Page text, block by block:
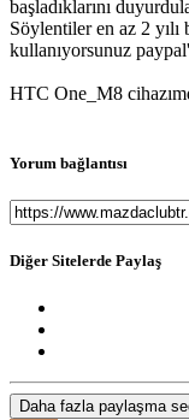
başladıklarını
Söylentiler en az 2 yılı
kullanıyorsunuz
HTC One_M8
Yorum bağlantısı
Diğer Sitelerde Paylaş
Daha fazla paylaşma